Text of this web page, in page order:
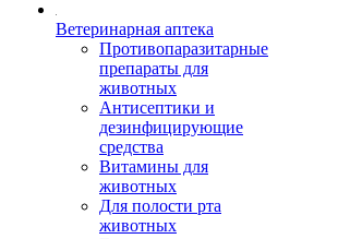
Ветеринарная аптека
Противопаразитарные
препараты для
животных
Антисептики и
дезинфицирующие
средства
Витамины для
животных
Для полости рта
животных